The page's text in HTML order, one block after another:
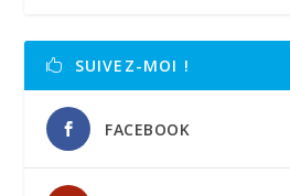
SUIVEZ-MOI !
FACEBOOK